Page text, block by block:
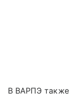
В ВАРПЭ также